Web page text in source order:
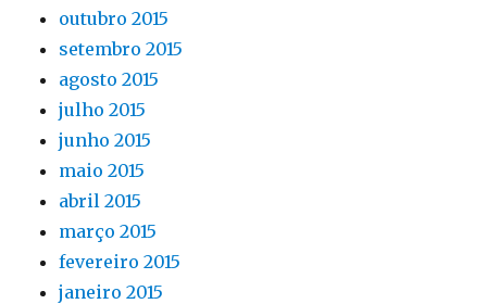
outubro 2015
setembro 2015
agosto 2015
julho 2015
junho 2015
maio 2015
abril 2015
março 2015
fevereiro 2015
janeiro 2015